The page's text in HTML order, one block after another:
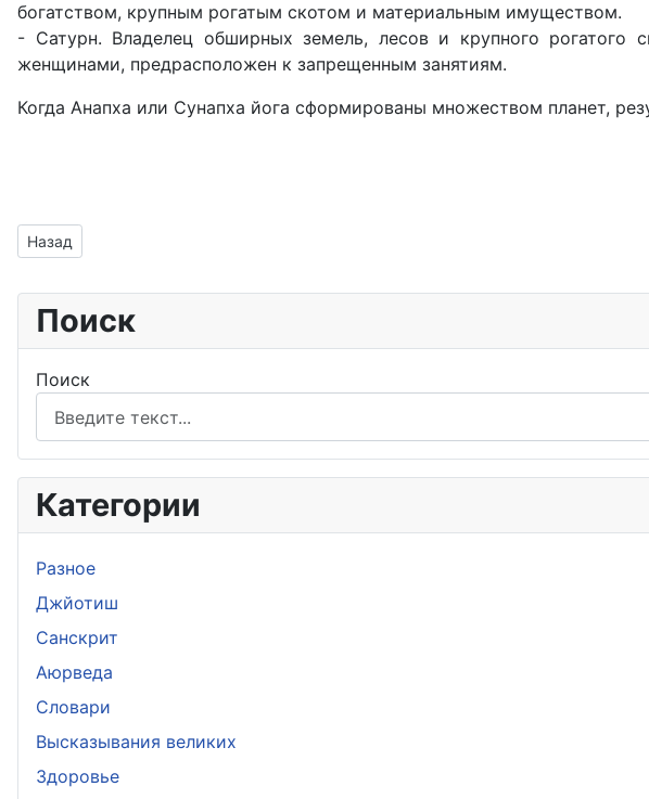
богатством, крупным рогатым скотом и материальным имуществом.
- Сатурн. Владелец обширных земель, лесов и крупного рогатого
женщинами, предрасположен к запрещенным занятиям.
Когда Анапха или Сунапха йога сформированы множеством планет,
Предыдущий: Ардха Чандра йога - Серп Луны
Назад
Поиск
Поиск
Категории
Разное
Джйотиш
Санскрит
Аюрведа
Словари
Высказывания великих
Здоровье